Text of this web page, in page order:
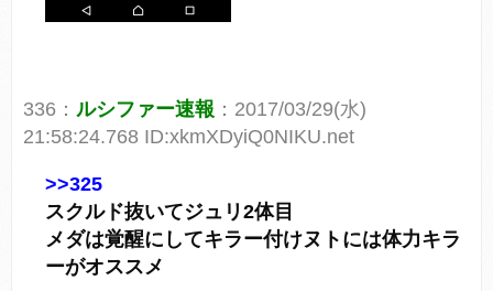
336： ルシファー速報 ：2017/03/29(水)
21:58:24.768 ID:xkmXDyiQ0NIKU.net
>>325
スクルド抜いてジュリ2体目
メダは覚醒にしてキラー付けヌトには体力キラ
ーがオススメ